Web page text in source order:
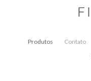
Produtos Contato